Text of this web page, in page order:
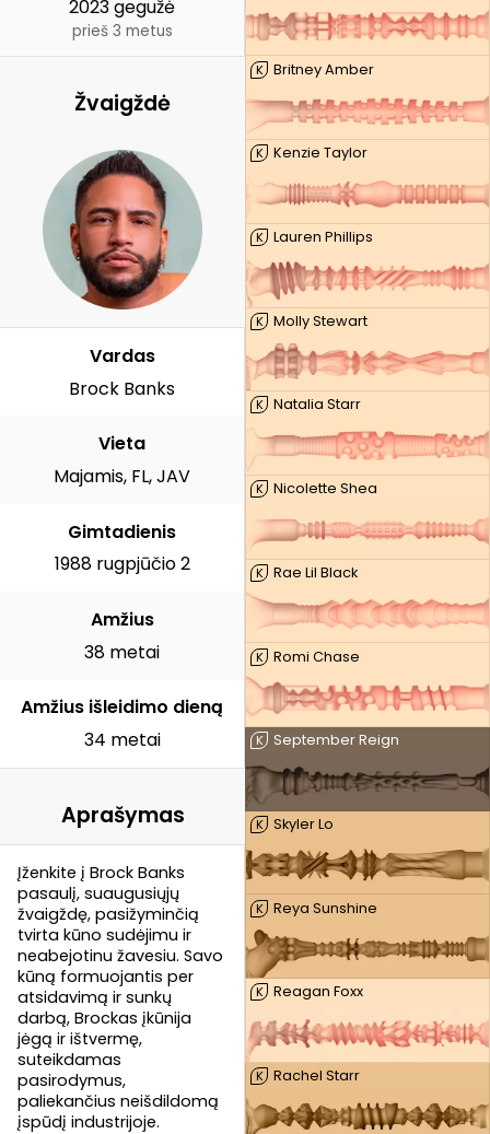
K Britney Amber
K Kenzie Taylor
K Lauren Phillips
K Molly Stewart
K Natalia Starr
K Nicolette Shea
K Rae Lil Black
K Romi Chase
K September Reign
K Skyler Lo
K Reya Sunshine
K Reagan Foxx
K Rachel Starr
2023 gegužė
prieš 3 metus
Žvaigždė
Vardas
Brock Banks
Vieta
Majamis, FL, JAV
Gimtadienis
1988 rugpjūčio 2
Amžius
38 metai
Amžius išleidimo dieną
34 metai
Aprašymas
Įženkite į Brock Banks
pasaulį, suaugusiųjų
žvaigždę, pasižyminčią
tvirta kūno sudėjimu ir
neabejotinu žavesiu. Savo
kūną formuojantis per
atsidavimą ir sunkų
darbą, Brockas įkūnija
jėgą ir ištvermę,
suteikdamas
pasirodymus,
paliekančius neišdildomą
įspūdį industrijoje.